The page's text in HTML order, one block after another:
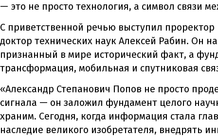
— это не просто технология, а символ связи
С приветственной речью выступил
доктор технических наук Алексей Рабин. Он
признанный в мире исторический факт, а
трансформация, мобильная и спутниковая
«Александр Степанович Попов не просто
сигнала — он заложил фундамент целого
храним. Сегодня, когда информация стала
наследие великого изобретателя, внедрять